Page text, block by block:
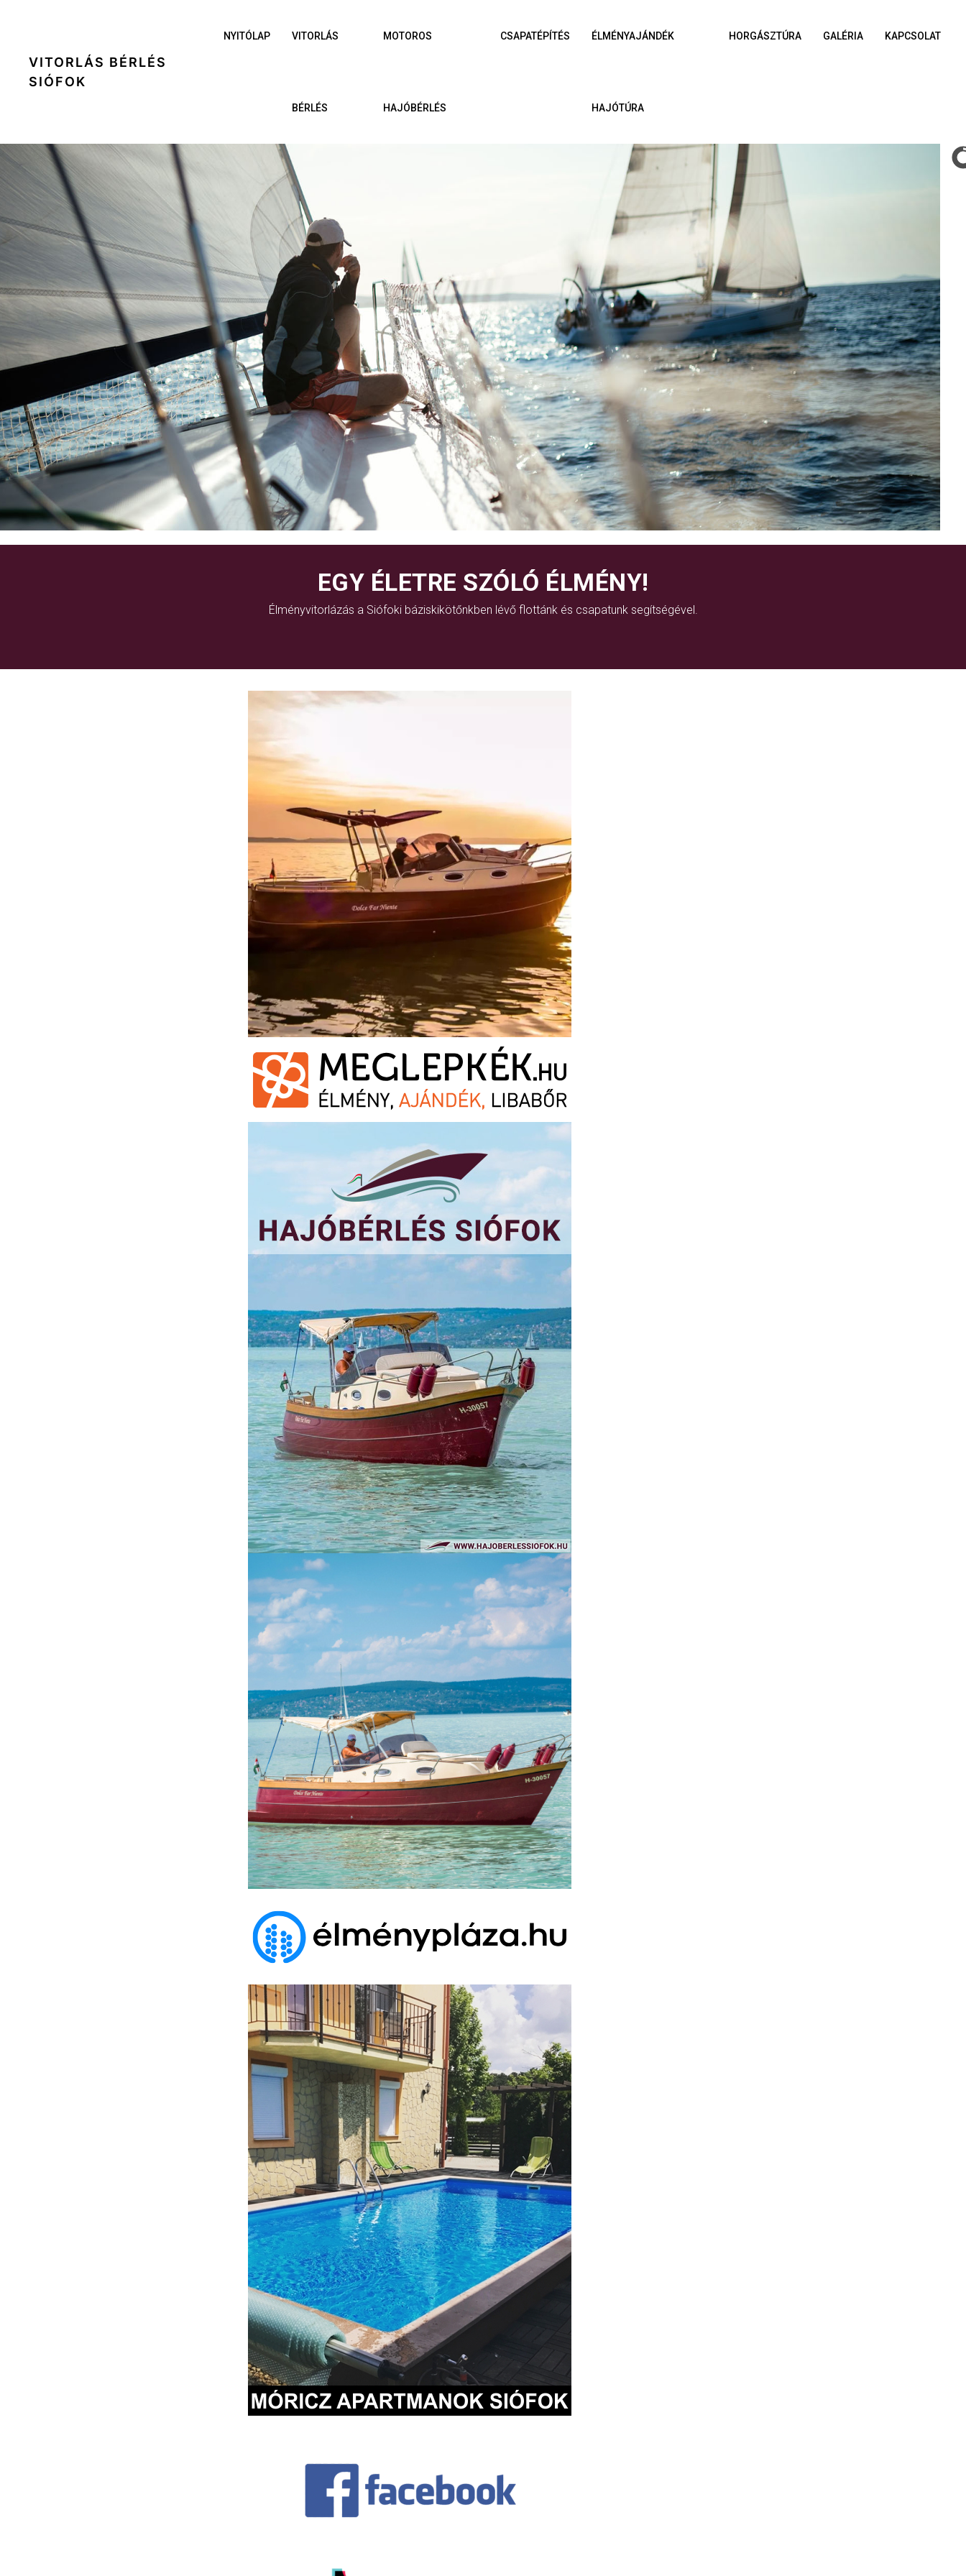
VITORLÁS BÉRLÉS
SIÓFOK
NYITÓLAP VITORLÁS
BÉRLÉS
MOTOROS
HAJÓBÉRLÉS
CSAPATÉPÍTÉS ÉLMÉNYAJÁNDÉK
HAJÓTÚRA
HORGÁSZTÚRA GALÉRIA KAPCSOLAT
EGY ÉLETRE SZÓLÓ ÉLMÉNY!
Élményvitorlázás a Siófoki báziskikötőnkben lévő flottánk és csapatunk segítségével.